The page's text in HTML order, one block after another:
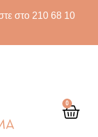
στο 210 68 10
0